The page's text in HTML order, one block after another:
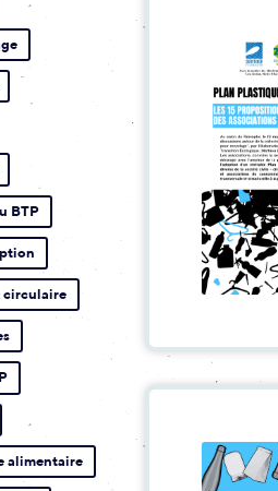
BTP
circulaire
alimentaire